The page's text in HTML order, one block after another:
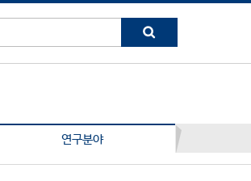
연구분야